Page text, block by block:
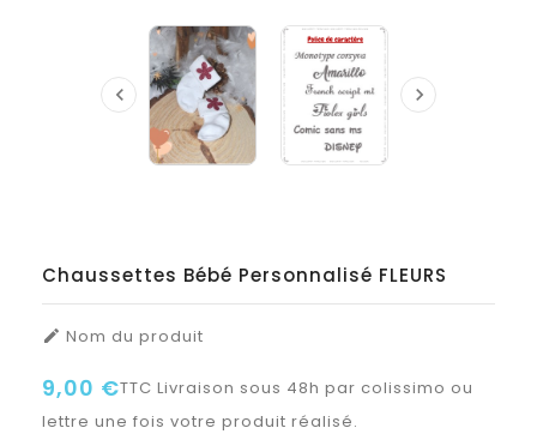
 
Chaussettes Bébé Personnalisé FLEURS
 Nom du produit
9,00 €TTC Livraison sous 48h par colissimo ou
lettre une fois votre produit réalisé.